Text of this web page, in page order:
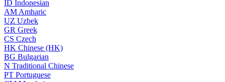
ID Indonesian
AM Amharic
UZ Uzbek
GR Greek
CS Czech
HK Chinese (HK)
BG Bulgarian
N Traditional Chinese
PT Portuguese